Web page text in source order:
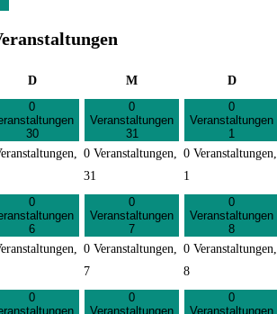
DDienstag MMittwoch D
0
30
0
Veranstaltungen
31
0 Veranstaltungen,
31
0
Veranstaltungen
1
0 Veranstaltungen,
1
0
6
0
Veranstaltungen
7
0 Veranstaltungen,
7
0
Veranstaltungen
8
0 Veranstaltungen,
8
0
0
Veranstaltungen
0
Veranstaltungen